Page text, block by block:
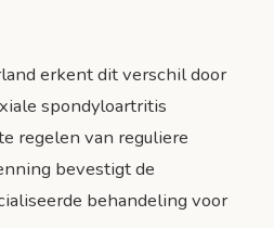
erkent dit verschil door
spondyloartritis
regelen van reguliere
bevestigt de
behandeling voor